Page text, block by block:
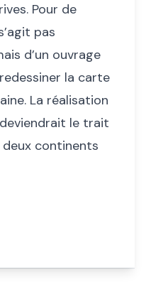
Pour de
pas
d’un ouvrage
la carte
La réalisation
le trait
continents